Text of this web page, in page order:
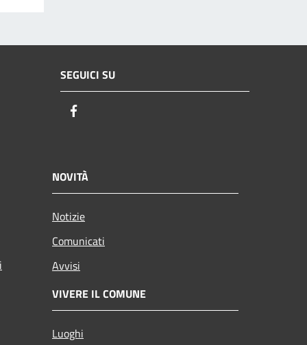
SEGUICI SU
NOVITÀ
Notizie
Comunicati
Avvisi
VIVERE IL COMUNE
Luoghi